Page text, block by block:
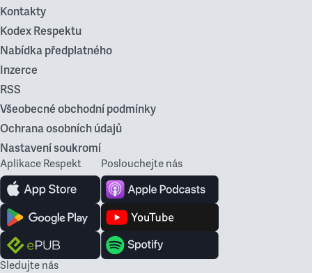
Kontakty
Kodex Respektu
Nabídka předplatného
Inzerce
RSS
Všeobecné obchodní podmínky
Ochrana osobních údajů
Nastavení soukromí
Aplikace Respekt Poslouchejte nás
Sledujte nás